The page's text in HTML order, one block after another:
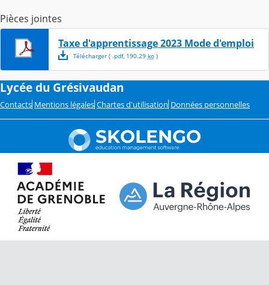
Pièces jointes
Taxe d'apprentissage 2023 Mode d'emploi
Télécharger( .pdf, 190.29 ko)
Lycée du Grésivaudan
Contacts Mentions légales Chartes d'utilisation Données personnelles